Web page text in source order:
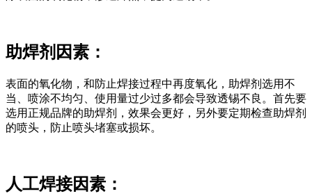
助焊剂因素：
表面的氧化物，和防止焊接过程中再度氧化，助焊剂选用不
当、喷涂不均匀、使用量过少过多都会导致透锡不良。首先要
选用正规品牌的助焊剂，效果会更好，另外要定期检查助焊剂
的喷头，防止喷头堵塞或损坏。
人工焊接因素：